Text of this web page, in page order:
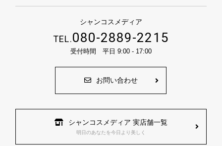
シャンコスメディア
TEL.080-2889-2215
受付時間 平日 9:00 - 17:00
お問い合わせ
シャンコスメディア 実店舗一覧
明日のあなたを今日より美しく